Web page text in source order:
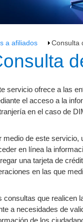
a afiliados Consulta
servicio ofrece a las
el acceso a la
en el caso de
medio de este servicio,
en línea la
una tarjeta de
en las que
consultas que realicen
a necesidades de